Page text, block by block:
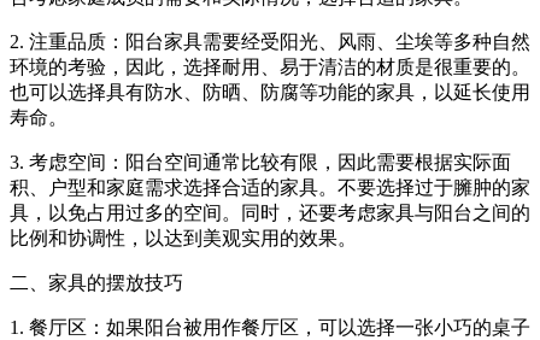
2. 注重品质：阳台家具需要经受阳光、风雨、尘埃等多种自然
环境的考验，因此，选择耐用、易于清洁的材质是很重要的。
也可以选择具有防水、防晒、防腐等功能的家具，以延长使用
寿命。
3. 考虑空间：阳台空间通常比较有限，因此需要根据实际面
积、户型和家庭需求选择合适的家具。不要选择过于臃肿的家
具，以免占用过多的空间。同时，还要考虑家具与阳台之间的
比例和协调性，以达到美观实用的效果。
二、家具的摆放技巧
1. 餐厅区：如果阳台被用作餐厅区，可以选择一张小巧的桌子